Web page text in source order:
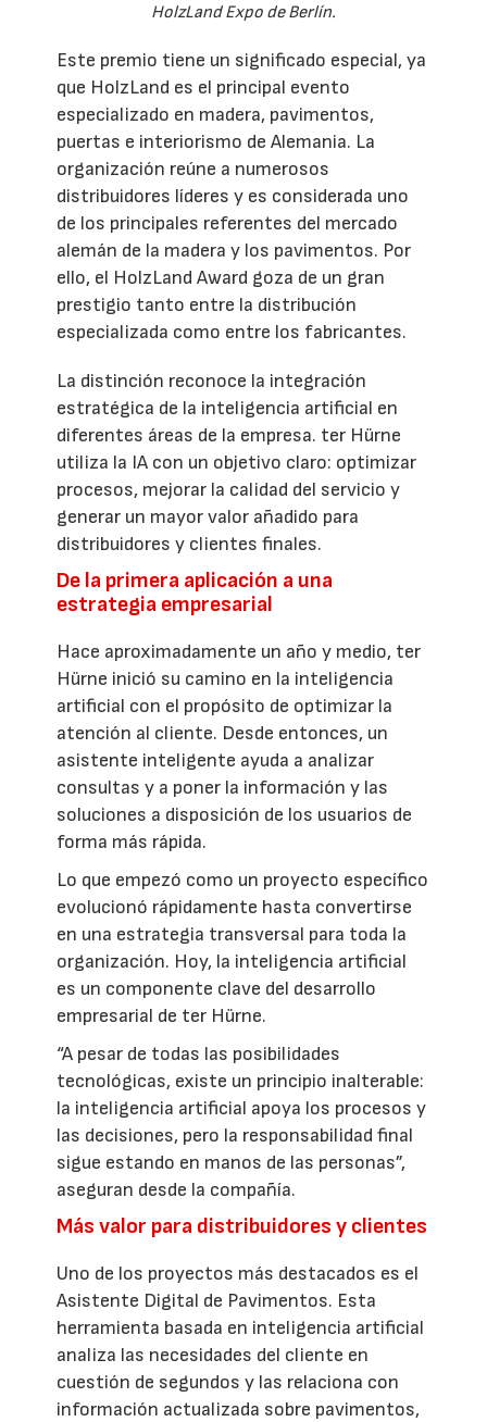
HolzLand Expo de Berlín.
Este premio tiene un significado especial, ya
que HolzLand es el principal evento
especializado en madera, pavimentos,
puertas e interiorismo de Alemania. La
organización reúne a numerosos
distribuidores líderes y es considerada uno
de los principales referentes del mercado
alemán de la madera y los pavimentos. Por
ello, el HolzLand Award goza de un gran
prestigio tanto entre la distribución
especializada como entre los fabricantes.
La distinción reconoce la integración
estratégica de la inteligencia artificial en
diferentes áreas de la empresa. ter Hürne
utiliza la IA con un objetivo claro: optimizar
procesos, mejorar la calidad del servicio y
generar un mayor valor añadido para
distribuidores y clientes finales.
De la primera aplicación a una
estrategia empresarial
Hace aproximadamente un año y medio, ter
Hürne inició su camino en la inteligencia
artificial con el propósito de optimizar la
atención al cliente. Desde entonces, un
asistente inteligente ayuda a analizar
consultas y a poner la información y las
soluciones a disposición de los usuarios de
forma más rápida.
Lo que empezó como un proyecto específico
evolucionó rápidamente hasta convertirse
en una estrategia transversal para toda la
organización. Hoy, la inteligencia artificial
es un componente clave del desarrollo
empresarial de ter Hürne.
“A pesar de todas las posibilidades
tecnológicas, existe un principio inalterable:
la inteligencia artificial apoya los procesos y
las decisiones, pero la responsabilidad final
sigue estando en manos de las personas”,
aseguran desde la compañía.
Más valor para distribuidores y clientes
Uno de los proyectos más destacados es el
Asistente Digital de Pavimentos. Esta
herramienta basada en inteligencia artificial
analiza las necesidades del cliente en
cuestión de segundos y las relaciona con
información actualizada sobre pavimentos,